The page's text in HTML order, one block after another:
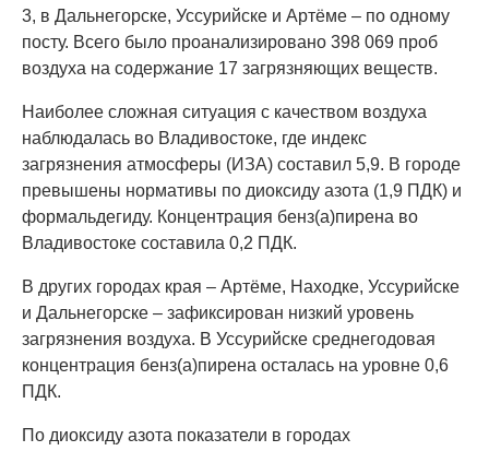
3, в Дальнегорске, Уссурийске и Артёме – по одному
посту. Всего было проанализировано 398 069 проб
воздуха на содержание 17 загрязняющих веществ.
Наиболее сложная ситуация с качеством воздуха
наблюдалась во Владивостоке, где индекс
загрязнения атмосферы (ИЗА) составил 5,9. В городе
превышены нормативы по диоксиду азота (1,9 ПДК) и
формальдегиду. Концентрация бенз(а)пирена во
Владивостоке составила 0,2 ПДК.
В других городах края – Артёме, Находке, Уссурийске
и Дальнегорске – зафиксирован низкий уровень
загрязнения воздуха. В Уссурийске среднегодовая
концентрация бенз(а)пирена осталась на уровне 0,6
ПДК.
По диоксиду азота показатели в городах